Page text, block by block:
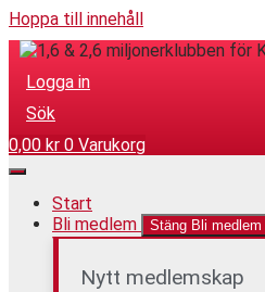
Hoppa till innehåll
Logga in
Sök
0,00 kr 0 Varukorg
Start
Bli medlem
Stäng Bli medlem
Nytt medlemskap